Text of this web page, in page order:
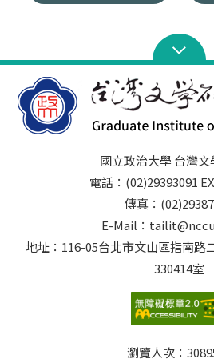
國立政治大學 台灣
電話：(02)29393091
傳真：
E-Mail：
地址：116-05台北市文山區指南路
330414室
瀏覽人次：